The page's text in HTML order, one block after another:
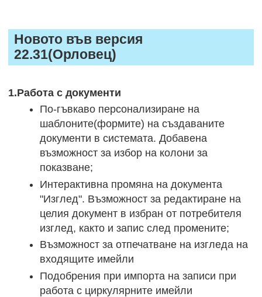
Новото във версия
22.31(Орловец)
1.Работа с документи
По-гъвкаво персонализиране на
шаблоните(формите) на създаваните
документи в системата. Добавена
възможност за избор на колони за
показване;
Интерактивна промяна на документа
"Изглед". Възможност за редактиране на
целия документ в избран от потребителя
изглед, както и запис след промените;
Възможност за отпечатване на изгледа на
входящите имейли
Подобрения при импорта на записи при
работа с циркулярните имейли